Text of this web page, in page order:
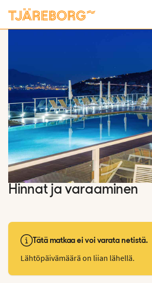
Näytä kuvia
Hinnat ja varaaminen
Tätä matkaa ei voi varata netistä.
Lähtöpäivämäärä on liian lähellä.